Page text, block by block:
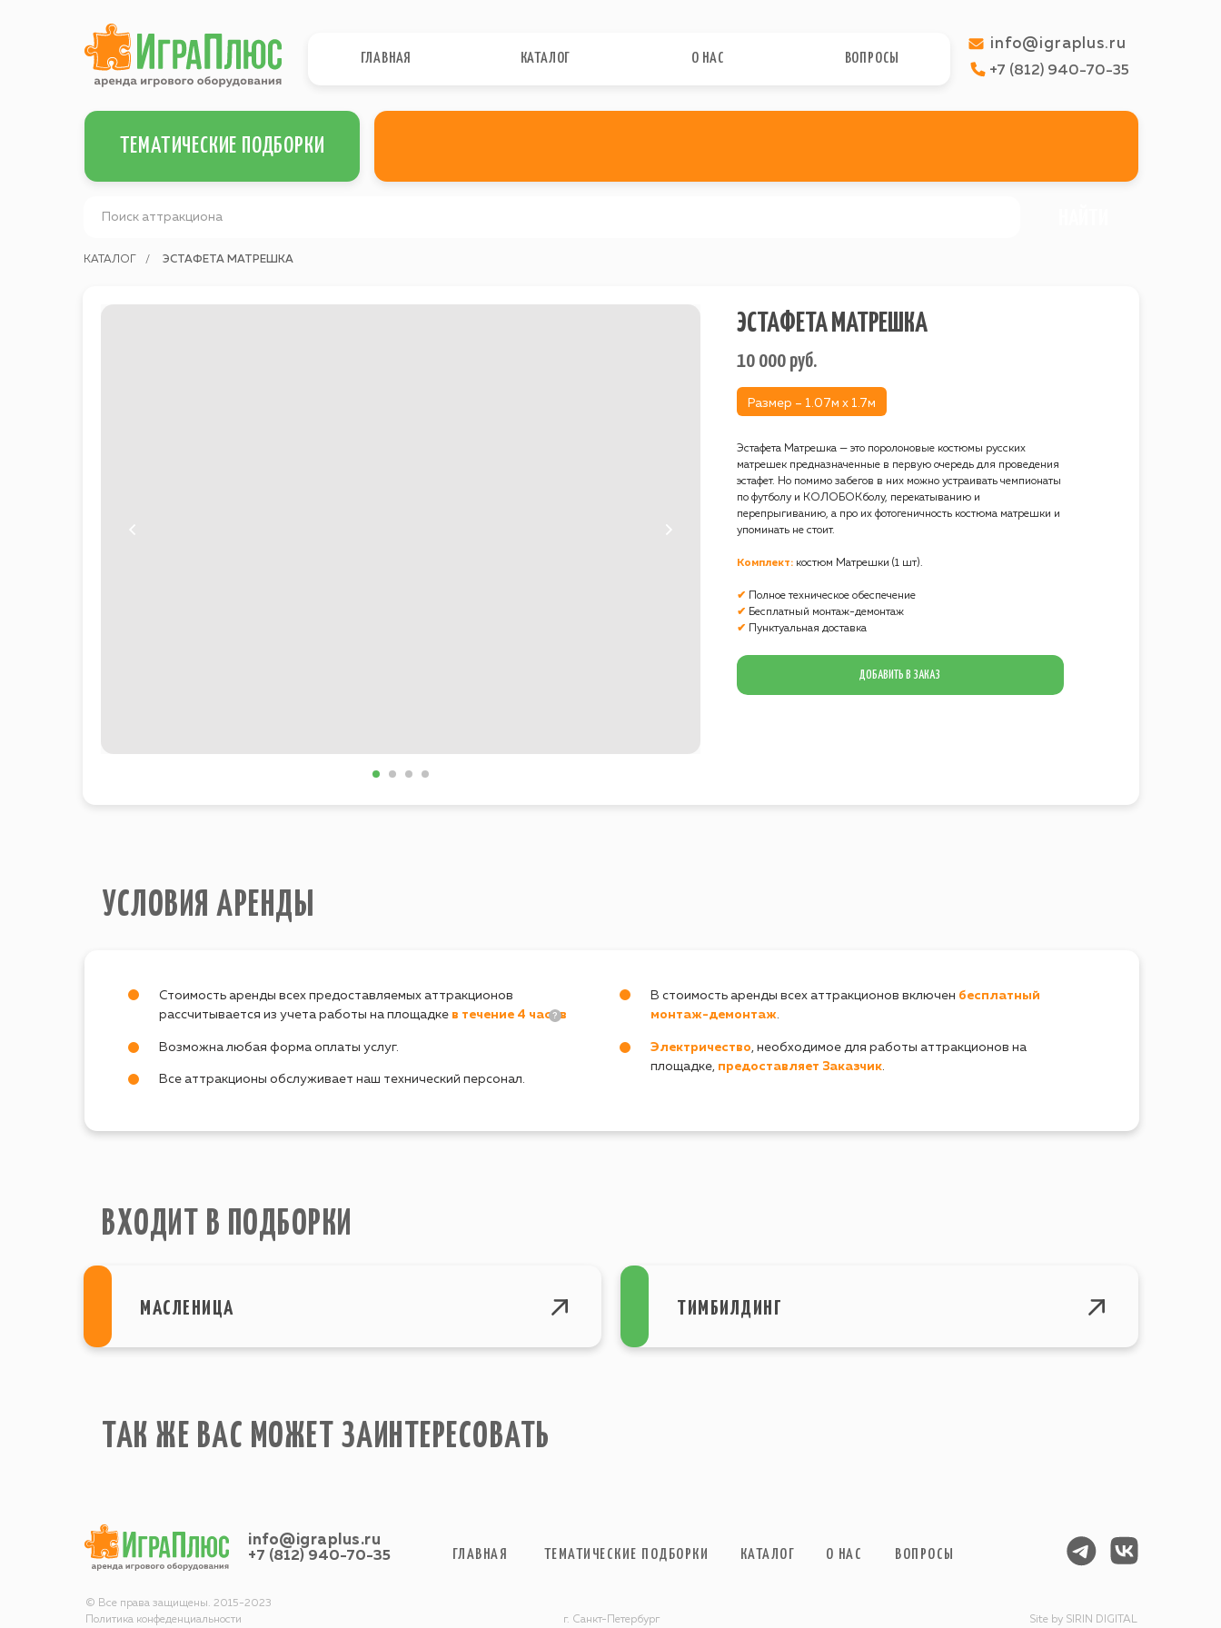
info@igraplus.ru
+7 (812) 940-70-35
ТЕМАТИЧЕСКИЕ ПОДБОРКИ
ГЛАВНАЯ КАТАЛОГ О НАС ВОПРОСЫ
КАТАЛОГ / ЭСТАФЕТА МАТРЕШКА
ЭСТАФЕТА МАТРЕШКА
10 000 руб.
Размер – 1.07м х 1.7м
Эстафета Матрешка — это поролоновые костюмы русских
матрешек предназначенные в первую очередь для проведения
эстафет. Но помимо забегов в них можно устраивать чемпионаты
по футболу и КОЛОБОКболу, перекатыванию и
перепрыгиванию, а про их фотогеничность костюма матрешки и
упоминать не стоит.
Комплект:костюм Матрешки (1 шт).
✔ Полное техническое обеспечение
✔ Бесплатный монтаж-демонтаж
✔ Пунктуальная доставка
ДОБАВИТЬ В ЗАКАЗ
УСЛОВИЯ АРЕНДЫ
Стоимость аренды всех предоставляемых аттракционов
рассчитывается из учета работы на площадке в течение 4 часов
В стоимость аренды всех аттракционов включен бесплатный
монтаж-демонтаж.
Все аттракционы обслуживает наш технический персонал.
Возможна любая форма оплаты услуг. Электричество, необходимое для работы аттракционов на
площадке, предоставляет Заказчик.
?
МАСЛЕНИЦА ТИМБИЛДИНГ
ВХОДИТ В ПОДБОРКИ
ТАК ЖЕ ВАС МОЖЕТ ЗАИНТЕРЕСОВАТЬ
Site by SIRIN DIGITAL
© Все права защищены. 2015-2023
г. Санкт-Петербург
info@igraplus.ru
+7 (812) 940-70-35 ГЛАВНАЯ ТЕМАТИЧЕСКИЕ ПОДБОРКИ КАТАЛОГ О НАС ВОПРОСЫ
Политика конфеденциальности